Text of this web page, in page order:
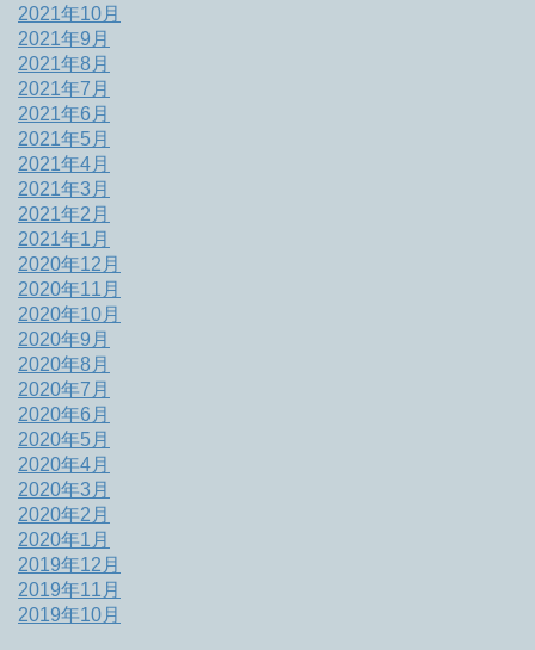
2021年10月
2021年9月
2021年8月
2021年7月
2021年6月
2021年5月
2021年4月
2021年3月
2021年2月
2021年1月
2020年12月
2020年11月
2020年10月
2020年9月
2020年8月
2020年7月
2020年6月
2020年5月
2020年4月
2020年3月
2020年2月
2020年1月
2019年12月
2019年11月
2019年10月